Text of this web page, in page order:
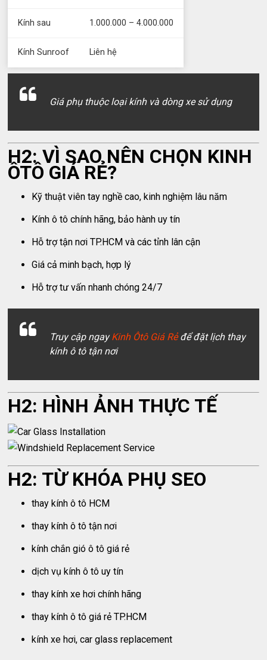
Kính sau 1.000.000 – 4.000.000
Kính Sunroof Liên hệ
Giá phụ thuộc loại kính và dòng xe sử dụng
H2: VÌ SAO NÊN CHỌN KINH
ÔTÔ GIÁ RẺ?
Kỹ thuật viên tay nghề cao, kinh nghiệm lâu năm
Kính ô tô chính hãng, bảo hành uy tín
Hỗ trợ tận nơi TP.HCM và các tỉnh lân cận
Giá cả minh bạch, hợp lý
Hỗ trợ tư vấn nhanh chóng 24/7
Truy cập ngayKinh Ôtô Giá Rẻđể đặt lịch thay
kính ô tô tận nơi
H2: HÌNH ẢNH THỰC TẾ
H2: TỪ KHÓA PHỤ SEO
thay kính ô tô HCM
thay kính ô tô tận nơi
kính chắn gió ô tô giá rẻ
dịch vụ kính ô tô uy tín
thay kính xe hơi chính hãng
thay kính ô tô giá rẻ TP.HCM
kính xe hơi, car glass replacement